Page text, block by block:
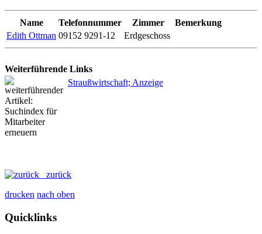
Name Telefonnummer Zimmer
Bemerkung
Edith Ottman 09152 9291-12 Erdgeschoss
Weiterführende Links
Straußwirtschaft; Anzeige
zurück
drucken nach oben
Quicklinks